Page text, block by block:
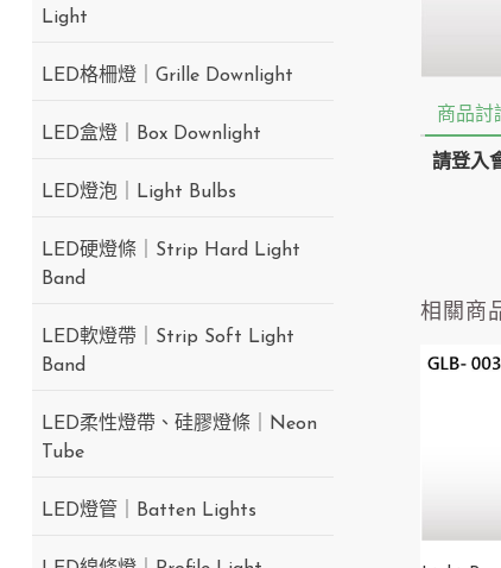
商品討
請登入
相關商
Light
LED格柵燈｜Grille Downlight
LED盒燈｜Box Downlight
LED燈泡｜Light Bulbs
LED硬燈條｜Strip Hard Light
Band
LED軟燈帶｜Strip Soft Light
Band
LED柔性燈帶、硅膠燈條｜Neon
Tube
LED燈管｜Batten Lights